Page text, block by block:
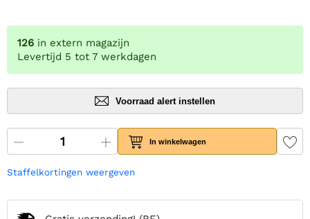
126 in extern magazijn
Levertijd 5 tot 7 werkdagen
Voorraad alert instellen
In winkelwagen
Staffelkortingen weergeven